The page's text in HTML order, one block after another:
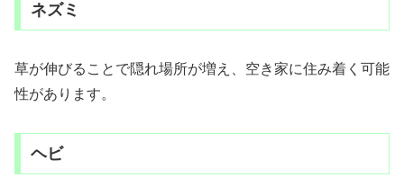
ネズミ
草が伸びることで隠れ場所が増え、空き家に住み着く可能
性があります。
ヘビ